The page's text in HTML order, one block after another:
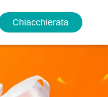
Chiacchierata